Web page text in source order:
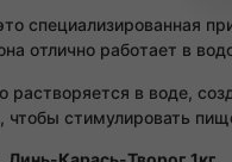
специализированная
отлично работает в
в воде,
чтобы стимулировать